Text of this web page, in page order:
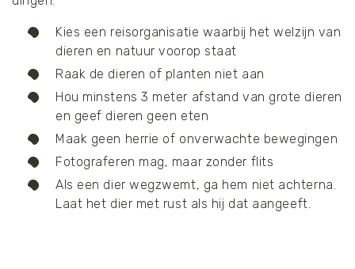
Kies een reisorganisatie waarbij het welzijn van
dieren en natuur voorop staat
Raak de dieren of planten niet aan
Hou minstens 3 meter afstand van grote dieren
en geef dieren geen eten
Maak geen herrie of onverwachte bewegingen
Fotograferen mag, maar zonder flits
Als een dier wegzwemt, ga hem niet achterna.
Laat het dier met rust als hij dat aangeeft.